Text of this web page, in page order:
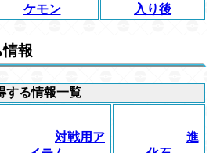
ケモン
入り後
報
する情報一覧
対戦用ア
進